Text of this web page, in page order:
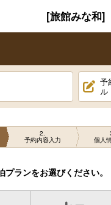
[旅館みな和]
予
ル
2
予約内容入力 個人
プランをお選びください。